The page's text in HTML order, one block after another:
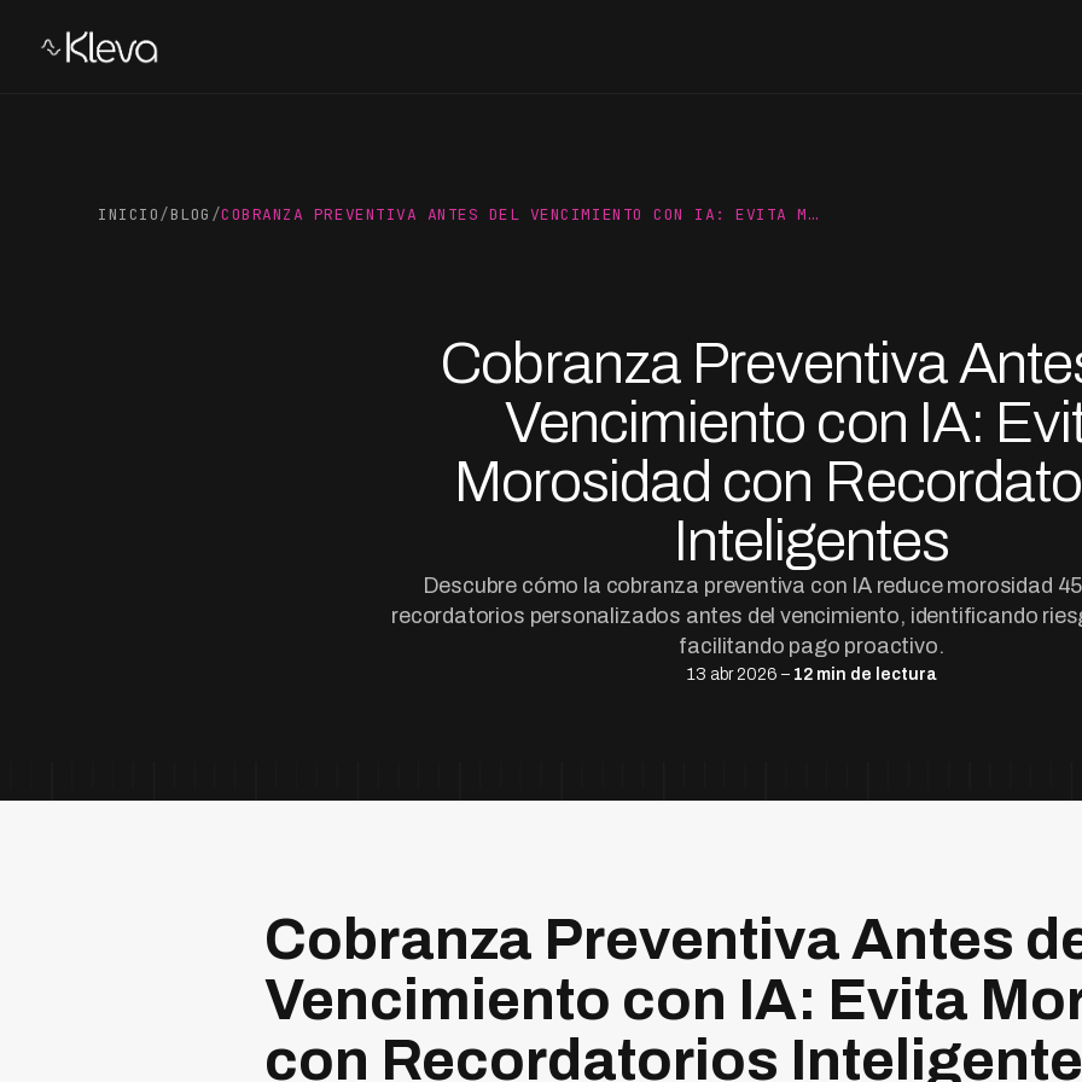
INICIO/BLOG /COBRANZA PREVENTIVA ANTES DEL VENCIMIENTO CON IA: EVITA M…
Cobranza Preventiva
Vencimiento con IA:
Morosidad con
Inteligentes
Descubre cómo la cobranza preventiva con IA reduce morosidad
recordatorios personalizados antes del vencimiento, identificando
facilitando pago proactivo.
13 abr 2026 – 12 min de lectura
Cobranza Preventiva Antes
Vencimiento con IA: Evita
con Recordatorios